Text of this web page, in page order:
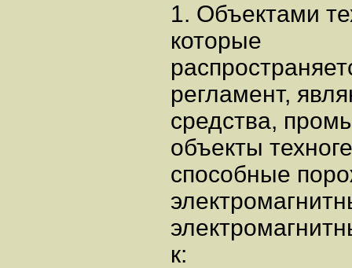
1. Объектами
которые
регламент,
средства,
объекты
способные
к: